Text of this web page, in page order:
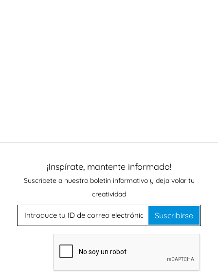
¡Inspírate, mantente informado!
Suscríbete a nuestro boletín informativo y deja volar tu
creatividad
Suscribirse